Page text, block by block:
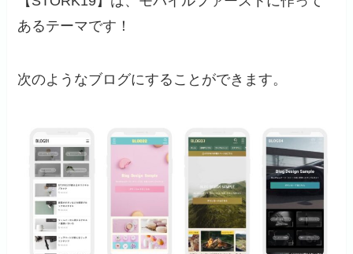
あるテーマです！
次のようなブログにすることができます。